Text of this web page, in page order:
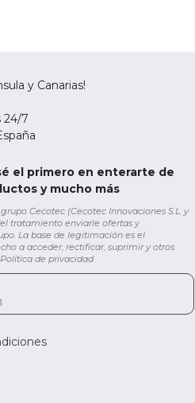
y Canarias!
24/7
el primero en enterarte de
y mucho más
Cecotec (Cecotec Innovaciones S.L. y
tratamiento enviarle ofertas y
La base de legitimación es el
a acceder, rectificar, suprimir y otros
Política de privacidad